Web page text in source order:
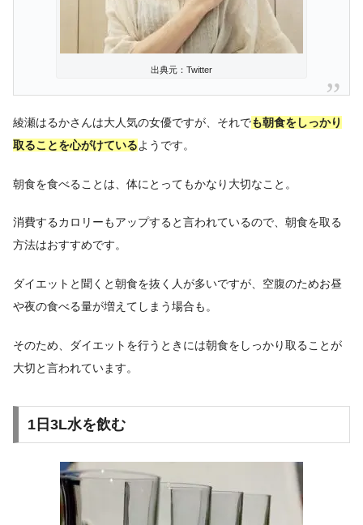
出典元：Twitter
綾瀬はるかさんは大人気の女優ですが、それでも朝食をしっかり
取ることを心がけているようです。
朝食を食べることは、体にとってもかなり大切なこと。
消費するカロリーもアップすると言われているので、朝食を取る
方法はおすすめです。
ダイエットと聞くと朝食を抜く人が多いですが、空腹のためお昼
や夜の食べる量が増えてしまう場合も。
そのため、ダイエットを行うときには朝食をしっかり取ることが
大切と言われています。
1日3L水を飲む